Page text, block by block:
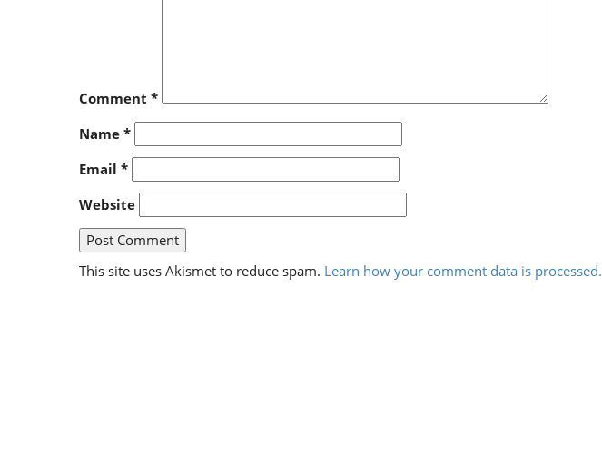
Comment *
Name *
Email *
Website
This site uses Akismet to reduce spam. Learn how your comment data is processed.